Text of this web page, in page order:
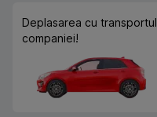
Deplasarea cu transportul
companiei!